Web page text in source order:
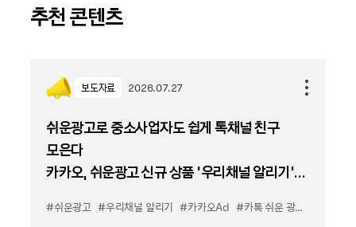
추천 콘텐츠
보도자료 2026.07.27
쉬운광고로 중소사업자도 쉽게 톡채널 친구
모은다
카카오, 쉬운광고 신규 상품 '우리채널 알리기'
#쉬운광고 #우리채널 알리기 #카카오Ad #카톡 쉬운 광고